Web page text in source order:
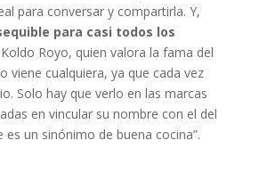
para conversar y compartirla. Y,
para casi todos los
Koldo Royo, quien valora la fama del
viene cualquiera, ya que cada vez
Solo hay que verlo en las marcas
en vincular su nombre con el del
es un sinónimo de buena cocina”.